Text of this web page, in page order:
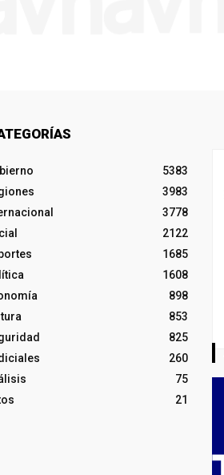
5383
3983
3778
2122
1685
1608
898
853
825
260
75
21